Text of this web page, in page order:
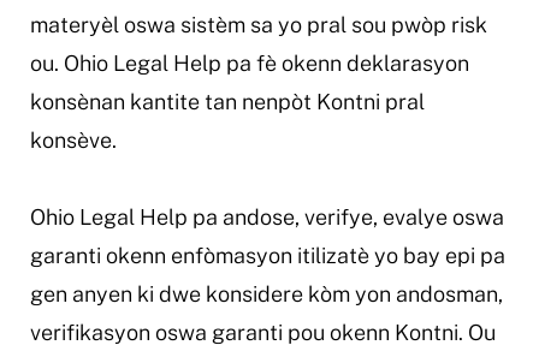
materyèl oswa sistèm sa yo pral sou pwòp risk
ou. Ohio Legal Help pa fè okenn deklarasyon
konsènan kantite tan nenpòt Kontni pral
konsève.
Ohio Legal Help pa andose, verifye, evalye oswa
garanti okenn enfòmasyon itilizatè yo bay epi pa
gen anyen ki dwe konsidere kòm yon andosman,
verifikasyon oswa garanti pou okenn Kontni. Ou